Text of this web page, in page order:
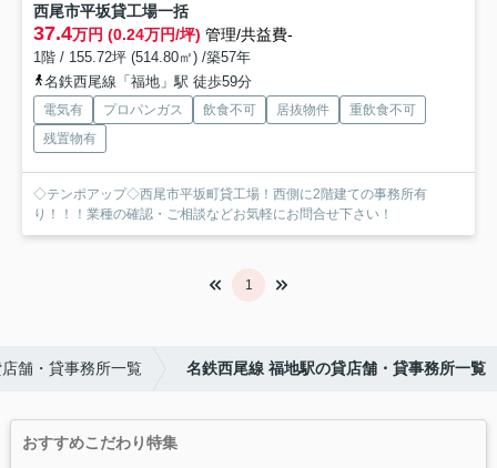
西尾市平坂貸工場一括
37.4万円 (0.24万円/坪) 管理/共益費-
1階 / 155.72坪 (514.80㎡) /築57年
名鉄西尾線「福地」駅 徒歩59分
電気有 プロパンガス 飲食不可 居抜物件
重飲食不可
残置物有
◇テンポアップ◇西尾市平坂町貸工場！西側に2階建ての事務所有
り！！！業種の確認・ご相談などお気軽にお問合せ下さい！
1
舗・貸事務所一覧 名鉄西尾線 福地駅の貸店舗・貸事務所一覧
おすすめこだわり特集